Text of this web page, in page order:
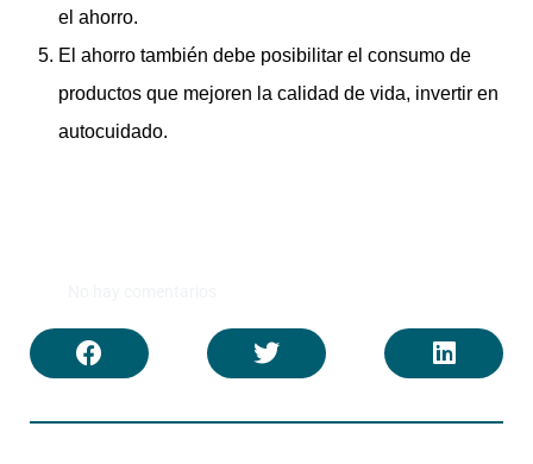
el ahorro.
El ahorro también debe posibilitar el consumo de
productos que mejoren la calidad de vida, invertir en
autocuidado.